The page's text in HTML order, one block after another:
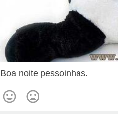
Boa noite pessoinhas.